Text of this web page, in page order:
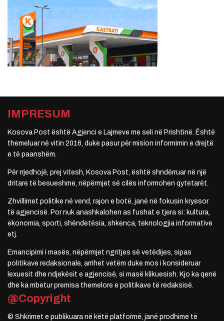
IMPRESUM
Kosova Post është Agjenci e Lajmeve me seli në Prishtinë. Është
themeluar në vitin 2016, duke pasur për mision informimin e drejtë
e të paanshëm.
Për rrjedhojë, prej vitesh, Kosova Post, është shndërruar në një
dritare të besueshme, nëpërmjet së cilës informohen qytetarët.
Zhvillimet politike në vend, rajon e botë, janë në fokusin kryesor
të agjencisë. Por nuk anashkalohen as fushat e tjera si: kultura,
ekonomia, sporti, shëndetësia, shkenca, teknologjia informative
etj.
Emancipimi i masës, nëpërmjet ngritjes së vetëdijes, sipas
politikave redaksionale, arrihet vetëm duke mos i konsideruar
lexuesit dhe ndjekësit e agjencisë, si masë klikuesish. Kjo ka qenë
dhe ka mbetur premisa themelore e politikave të redaksisë.
@Copyright
© Shkrimet e publikuara në këtë platformë, janë prodhime të